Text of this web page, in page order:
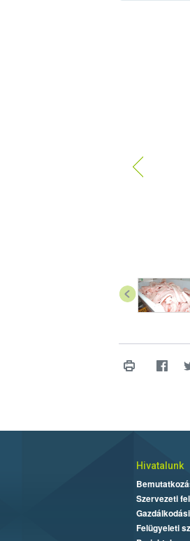
Hivatalunk
Szervezeti
Felügyeleti